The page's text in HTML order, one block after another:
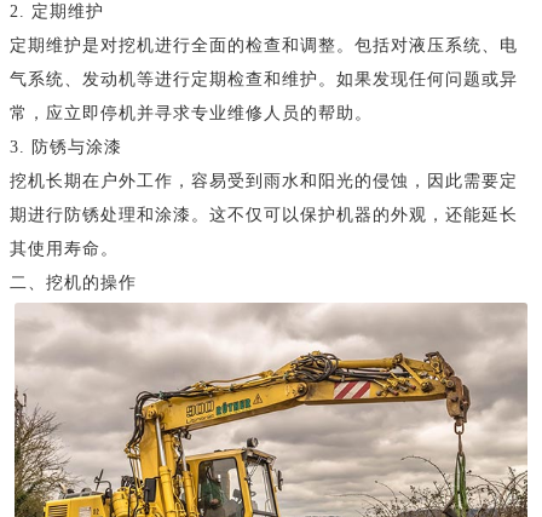
2. 定期维护
定期维护是对挖机进行全面的检查和调整。包括对液压系统、电
气系统、发动机等进行定期检查和维护。如果发现任何问题或异
常，应立即停机并寻求专业维修人员的帮助。
3. 防锈与涂漆
挖机长期在户外工作，容易受到雨水和阳光的侵蚀，因此需要定
期进行防锈处理和涂漆。这不仅可以保护机器的外观，还能延长
其使用寿命。
二、挖机的操作